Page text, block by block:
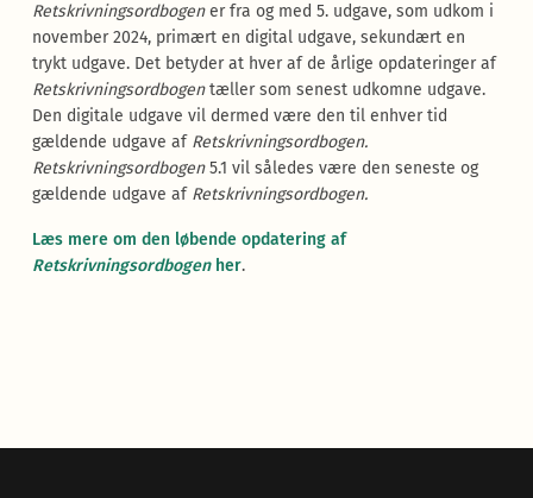
Retskrivningsordbogener fra og med 5. udgave, som udkom i
november 2024, primært en digital udgave, sekundært en
trykt udgave. Det betyder at hver af de årlige opdateringer af
Retskrivningsordbogentæller som senest udkomne udgave.
Den digitale udgave vil dermed være den til enhver tid
gældende udgave af Retskrivningsordbogen.
Retskrivningsordbogen5.1 vil således være den seneste og
gældende udgave af Retskrivningsordbogen.
Læs mere om den løbende opdatering af
Retskrivningsordbogenher.